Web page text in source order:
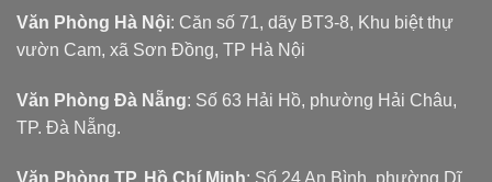
Văn Phòng Hà Nội: Căn số 71, dãy BT3-8, Khu biệt thự
vườn Cam, xã Sơn Đồng, TP Hà Nội
Văn Phòng Đà Nẵng: Số 63 Hải Hồ, phường Hải Châu,
TP. Đà Nẵng.
Văn Phòng TP. Hồ Chí Minh: Số 24 An Bình, phường Dĩ